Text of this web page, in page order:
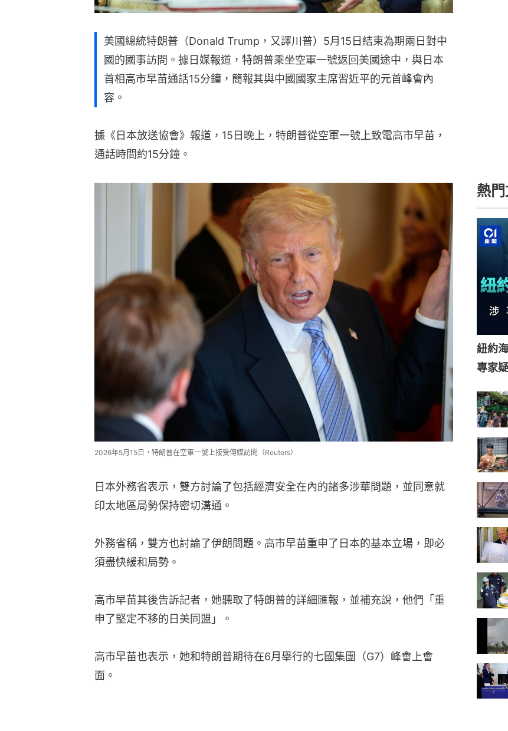
美國總統特朗普（Donald Trump，又譯川普）5月15日結束為期兩日對中
國的國事訪問。據日媒報道，特朗普乘坐空軍一號返回美國途中，與日本
首相高市早苗通話15分鐘，簡報其與中國國家主席習近平的元首峰會內
容。
據《日本放送協會》報道，15日晚上，特朗普從空軍一號上致電高市早苗，
通話時間約15分鐘。
2026年5月15日，特朗普在空軍一號上接受傳媒訪問（Reuters）
日本外務省表示，雙方討論了包括經濟安全在內的諸多涉華問題，並同意就
印太地區局勢保持密切溝通。
外務省稱，雙方也討論了伊朗問題。高市早苗重申了日本的基本立場，即必
須盡快緩和局勢。
高市早苗其後告訴記者，她聽取了特朗普的詳細匯報，並補充說，他們「重
申了堅定不移的日美同盟」。
高市早苗也表示，她和特朗普期待在6月舉行的七國集團（G7）峰會上會
面。
熱
紐約
專家